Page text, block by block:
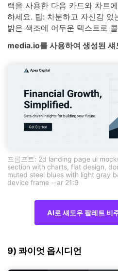
랙을 사용한 다음 카드와 차트
하세요. 팁: 차분하고 자신감
밝은 색조에 어두운 텍스트로
media.io를 사용하여 생성된 섀
프롬프트: 2d landing page ui
section with charts, flat design,
muted steel blues with light gray
device frame --ar 21:9
AI로 섀도우 팔레트 비
9) 콰이엇 옵시디언